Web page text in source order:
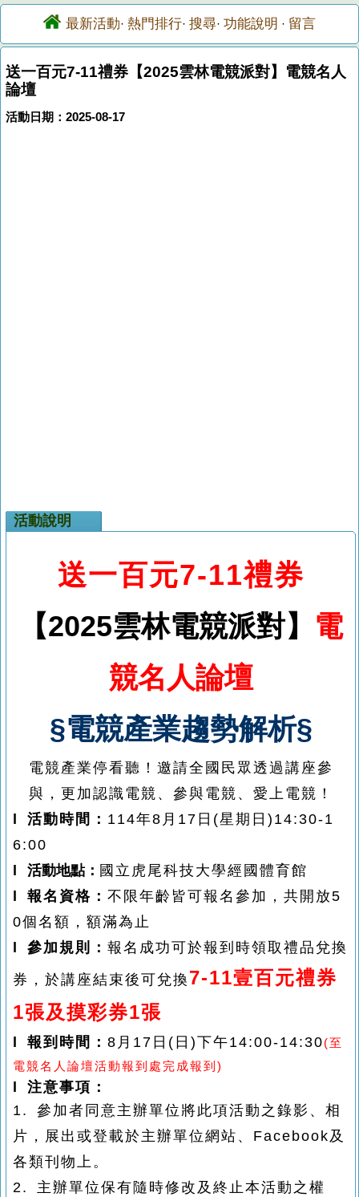
最新活動· 熱門排行· 搜尋· 功能說明 · 留言
送一百元7-11禮券【2025雲林電競派對】電競名人
論壇
活動日期：2025-08-17
活動說明
送一百元7-11禮券
【2025雲林電競派對】 電
競名人論壇
§電競產業趨勢解析§
電競產業停看聽！邀請全國民眾透過講座參
與，更加認識電競、參與電競、愛上電競！
l 活動時間： 114年8月17日(星期日)14:30-1
6:00
活動地點： 國立虎尾科技大學經國體育館
l 報名資格： 不限年齡皆可報名參加， 共開放5
0個名額，額滿為止
l 參加規則： 報名成功可於報到時領取禮品兌換
券，於講座結束後可兌換 7-11壹百元禮券
1張及摸彩券1張
l 報到時間： 8月17日(日)下午14:00-14:30(至
電競名人論壇活動報到處完成報到)
l 注意事項：
1. 參加者同意主辦單位將此項活動之錄影、相
片，展出或登載於主辦單位網站、Facebook及
各類刊物上。
2. 主辦單位保有隨時修改及終止本活動之權